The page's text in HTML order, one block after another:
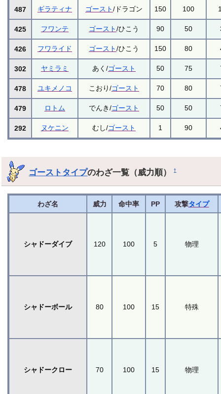
487 ギラティナ ゴースト/ドラゴン 150 100
425 フワンテ ゴースト/ひこう 90 50
426 フワライド ゴースト/ひこう 150 80
302 ヤミラミ あく/ゴースト 50 75
478 ユキメノコ こおり/ゴースト 70 80
479 ロトム でんき/ゴースト 50 50
292 ヌケニン むし/ゴースト 1 90
ゴーストタイプのわざ一覧（威力順）†
わざ名 威力 命中率 PP 攻撃タイプ
シャドーダイブ 120 100 5 物理
シャドーボール 80 100 15 特殊
シャドークロー 70 100 15 物理